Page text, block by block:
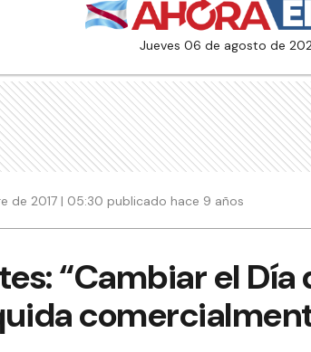
jueves 06 de agosto de
de 2017 | 05:30 publicado hace 9 años
“Cambiar el Día